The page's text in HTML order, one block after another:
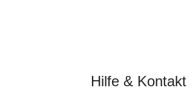
Hilfe & Kontakt